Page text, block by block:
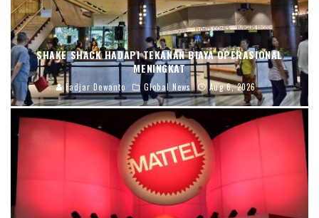
SHAKE SHACK HADAPI TEKANAN BIAYA OPERASIONAL
MENINGKAT
Fadjar Dewanto Global News Aug 6, 2026